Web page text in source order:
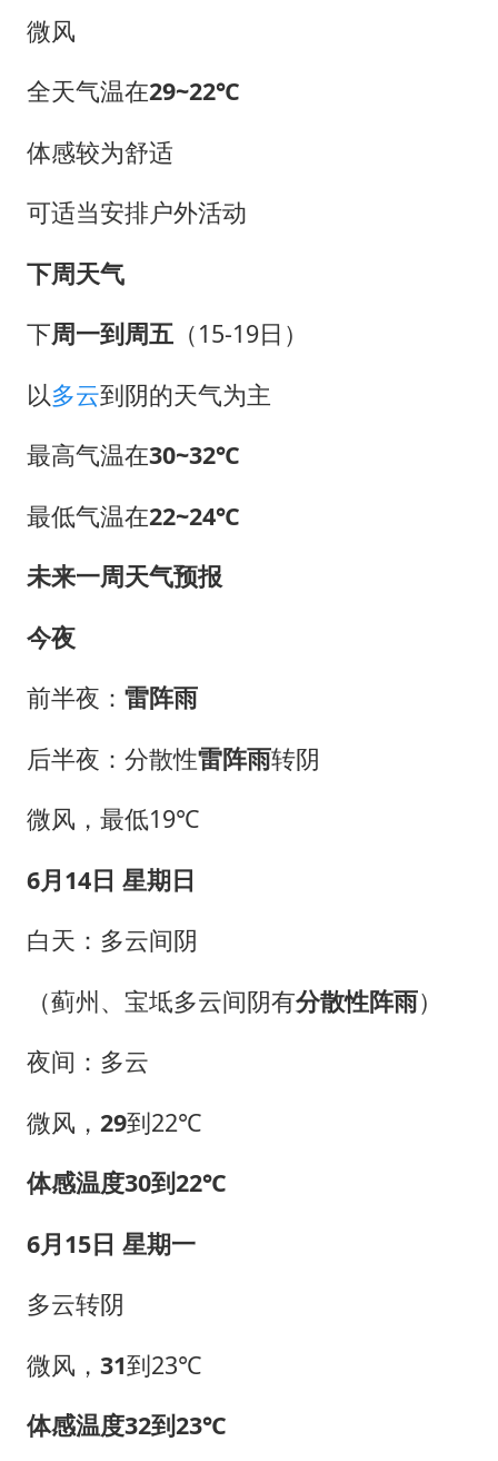
微风
全天气温在29~22℃
体感较为舒适
可适当安排户外活动
下周天气
下周一到周五（15-19日）
以多云到阴的天气为主
最高气温在30~32℃
最低气温在22~24℃
未来一周天气预报
今夜
前半夜： 雷阵雨
后半夜：分散性雷阵雨转阴
微风，最低19℃
6月14日 星期日
白天：多云间阴
（蓟州、宝坻多云间阴有分散性阵雨）
夜间：多云
微风， 29到22℃
体感温度30到22℃
6月15日 星期一
多云转阴
微风， 31到23℃
体感温度32到23℃